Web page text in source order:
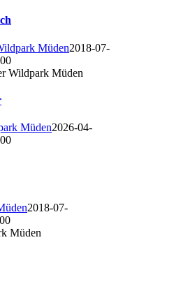
Müden2018-07-
Müden2026-04-
2018-07-